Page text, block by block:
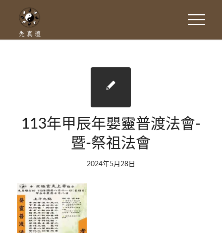
113年甲辰年嬰靈普渡法會-
暨-祭祖法會
2024年5月28日